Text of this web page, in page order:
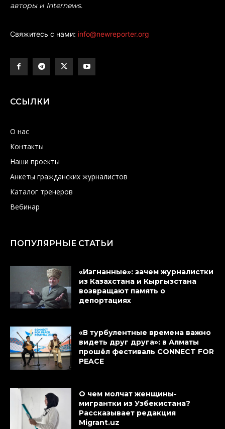
авторы и Internews.
Свяжитесь с нами: info@newreporter.org
ССЫЛКИ
О нас
Контакты
Наши проекты
Анкеты гражданских журналистов
Каталог тренеров
Вебинар
ПОПУЛЯРНЫЕ СТАТЬИ
«Изгнанные»: зачем журналистки
из Казахстана и Кыргызстана
возвращают память о
депортациях
«В турбулентные времена важно
видеть друг друга»: в Алматы
прошёл фестиваль CONNECT FOR
PEACE
О чем молчат женщины-
мигрантки из Узбекистана?
Рассказывает редакция
Migrant.uz